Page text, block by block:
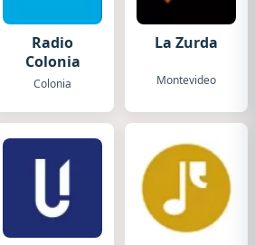
Radio
Colonia
Colonia
La Zurda
Montevideo